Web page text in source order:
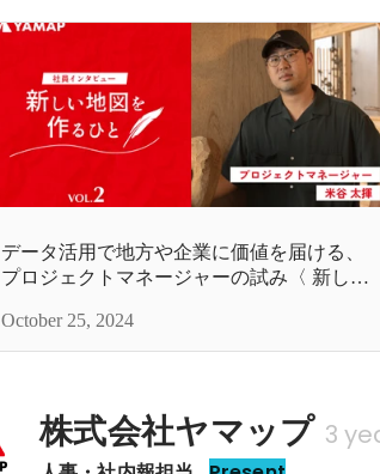
データ活用で地方や企業に価値を届ける、
プロジェクトマネージャーの試み〈 新しい
October 25, 2024
株式会社ヤマップ 3